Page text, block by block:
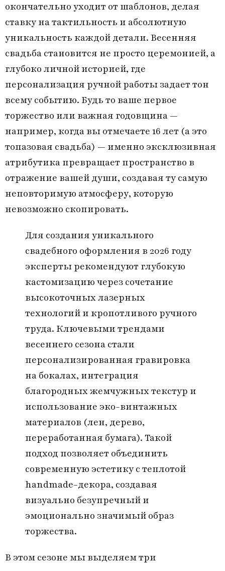
окончательно уходит от шаблонов, делая
ставку на тактильность и абсолютную
уникальность каждой детали. Весенняя
свадьба становится не просто церемонией, а
глубоко личной историей, где
персонализация ручной работы задает тон
всему событию. Будь то ваше первое
торжество или важная годовщина —
например, когда вы отмечаете 16 лет (а это
топазовая свадьба) — именно эксклюзивная
атрибутика превращает пространство в
отражение вашей души, создавая ту самую
неповторимую атмосферу, которую
невозможно скопировать.
Для создания уникального
свадебного оформления в 2026 году
эксперты рекомендуют глубокую
кастомизацию через сочетание
высокоточных лазерных
технологий и кропотливого ручного
труда. Ключевыми трендами
весеннего сезона стали
персонализированная гравировка
на бокалах, интеграция
благородных жемчужных текстур и
использование эко-винтажных
материалов (лен, дерево,
переработанная бумага). Такой
подход позволяет объединить
современную эстетику с теплотой
handmade-декора, создавая
визуально безупречный и
эмоционально значимый образ
торжества.
В этом сезоне мы выделяем три